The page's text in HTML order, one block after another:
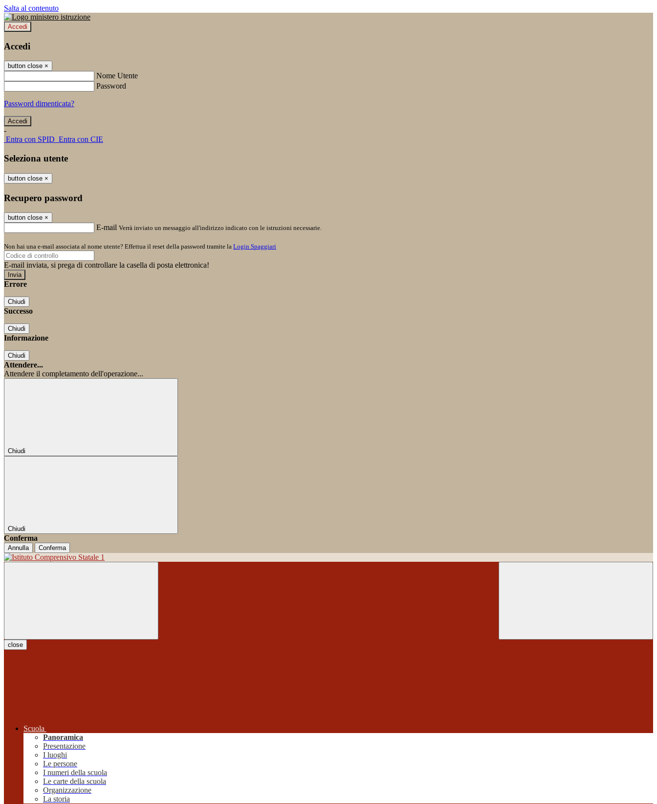
Salta al contenuto
Accedi
Accedi
button close ×
Nome Utente
Password
Password dimenticata?
-
Entra con SPID Entra con CIE
Seleziona utente
button close ×
Recupero password
button close ×
E-mail Verrà inviato un messaggio all'indirizzo indicato con le istruzioni necessarie.
Non hai una e-mail associata al nome utente? Effettua il reset della password tramite la Login Spaggiari
E-mail inviata, si prega di controllare la casella di posta elettronica!
Errore
Chiudi
Successo
Chiudi
Informazione
Chiudi
Attendere...
Attendere il completamento dell'operazione...
Chiudi
Chiudi
Conferma
Annulla Conferma
close
Scuola
Panoramica
Presentazione
I luoghi
Le persone
I numeri della scuola
Le carte della scuola
Organizzazione
La storia